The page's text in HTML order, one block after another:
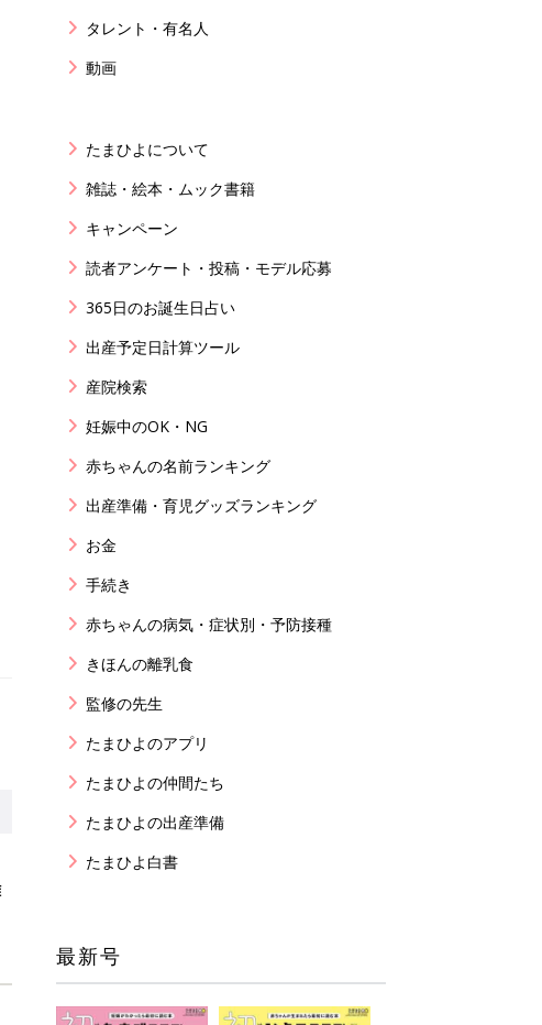
タレント・有名人
動画
たまひよについて
雑誌・絵本・ムック書籍
キャンペーン
読者アンケート・投稿・モデル応募
365日のお誕生日占い
出産予定日計算ツール
産院検索
妊娠中のOK・NG
赤ちゃんの名前ランキング
出産準備・育児グッズランキング
お金
手続き
赤ちゃんの病気・症状別・予防接種
きほんの離乳食
監修の先生
たまひよのアプリ
たまひよの仲間たち
たまひよの出産準備
たまひよ白書
最新号